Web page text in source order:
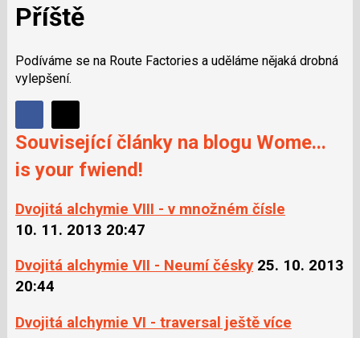
Příště
Podíváme se na Route Factories a uděláme nějaká drobná
vylepšení.
Sdílet
Sdílejte
na
Facebooku
Sdílejte
na
síti
Související články na blogu Wome...
is your fwiend!
Dvojitá alchymie VIII - v množném čísle
10. 11. 2013 20:47
Dvojitá alchymie VII - Neumí čésky 25. 10. 2013
20:44
Dvojitá alchymie VI - traversal ještě více